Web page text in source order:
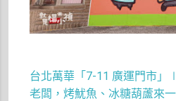
台北萬華「7-11 廣運門市
老闆，烤魷魚、冰糖葫蘆來一